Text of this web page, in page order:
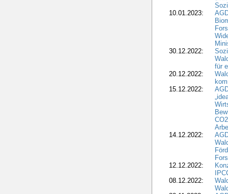
10.01.2023:
30.12.2022:
für
20.12.2022:
15.12.2022:
14.12.2022:
12.12.2022:
08.12.2022: